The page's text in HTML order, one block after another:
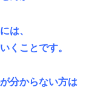
は、
くことです。
分からない方は